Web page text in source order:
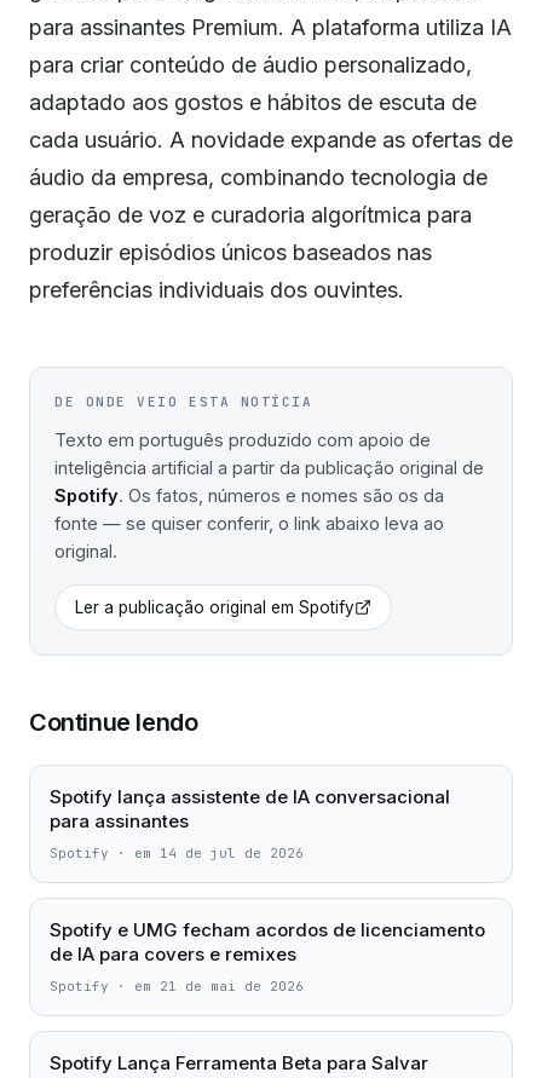
para assinantes Premium. A plataforma utiliza IA
para criar conteúdo de áudio personalizado,
adaptado aos gostos e hábitos de escuta de
cada usuário. A novidade expande as ofertas de
áudio da empresa, combinando tecnologia de
geração de voz e curadoria algorítmica para
produzir episódios únicos baseados nas
preferências individuais dos ouvintes.
DE ONDE VEIO ESTA NOTÍCIA
Texto em português produzido com apoio de
inteligência artificial a partir da publicação original de
Spotify. Os fatos, números e nomes são os da
fonte — se quiser conferir, o link abaixo leva ao
original.
Ler a publicação original em Spotify
Continue lendo
Spotify lança assistente de IA conversacional
para assinantes
Spotify · em 14 de jul de 2026
Spotify e UMG fecham acordos de licenciamento
de IA para covers e remixes
Spotify · em 21 de mai de 2026
Spotify Lança Ferramenta Beta para Salvar